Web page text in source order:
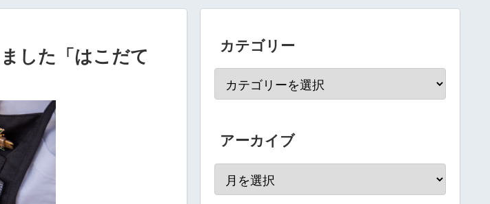
した「はこだて
カテゴリー
アーカイブ